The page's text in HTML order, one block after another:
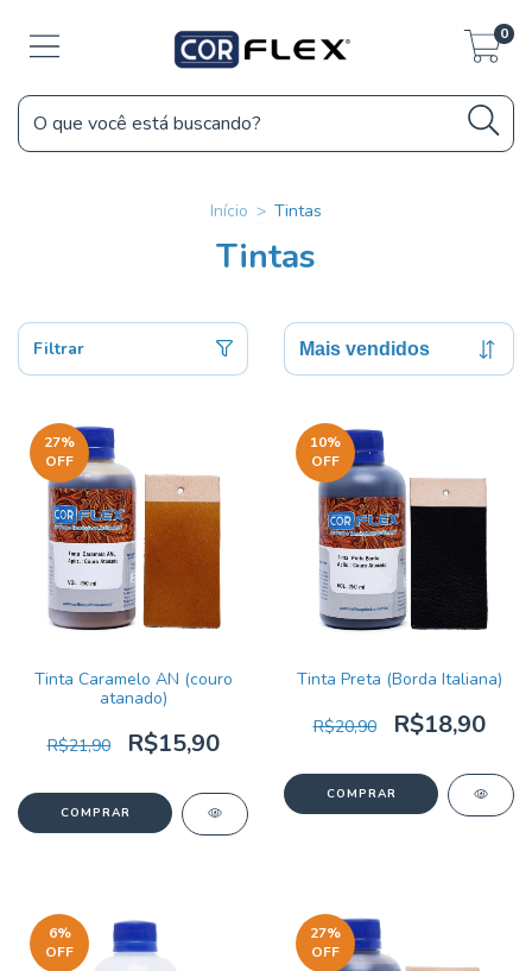
0
Início > Tintas
Tintas
Filtrar
27%
OFF
Tinta Caramelo AN (couro
atanado)
R$21,90 R$15,90
10%
OFF
Tinta Preta (Borda Italiana)
R$20,90 R$18,90
6%
OFF
27%
OFF